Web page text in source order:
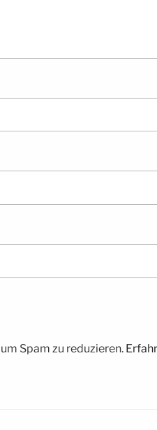
Spam zu reduzieren.